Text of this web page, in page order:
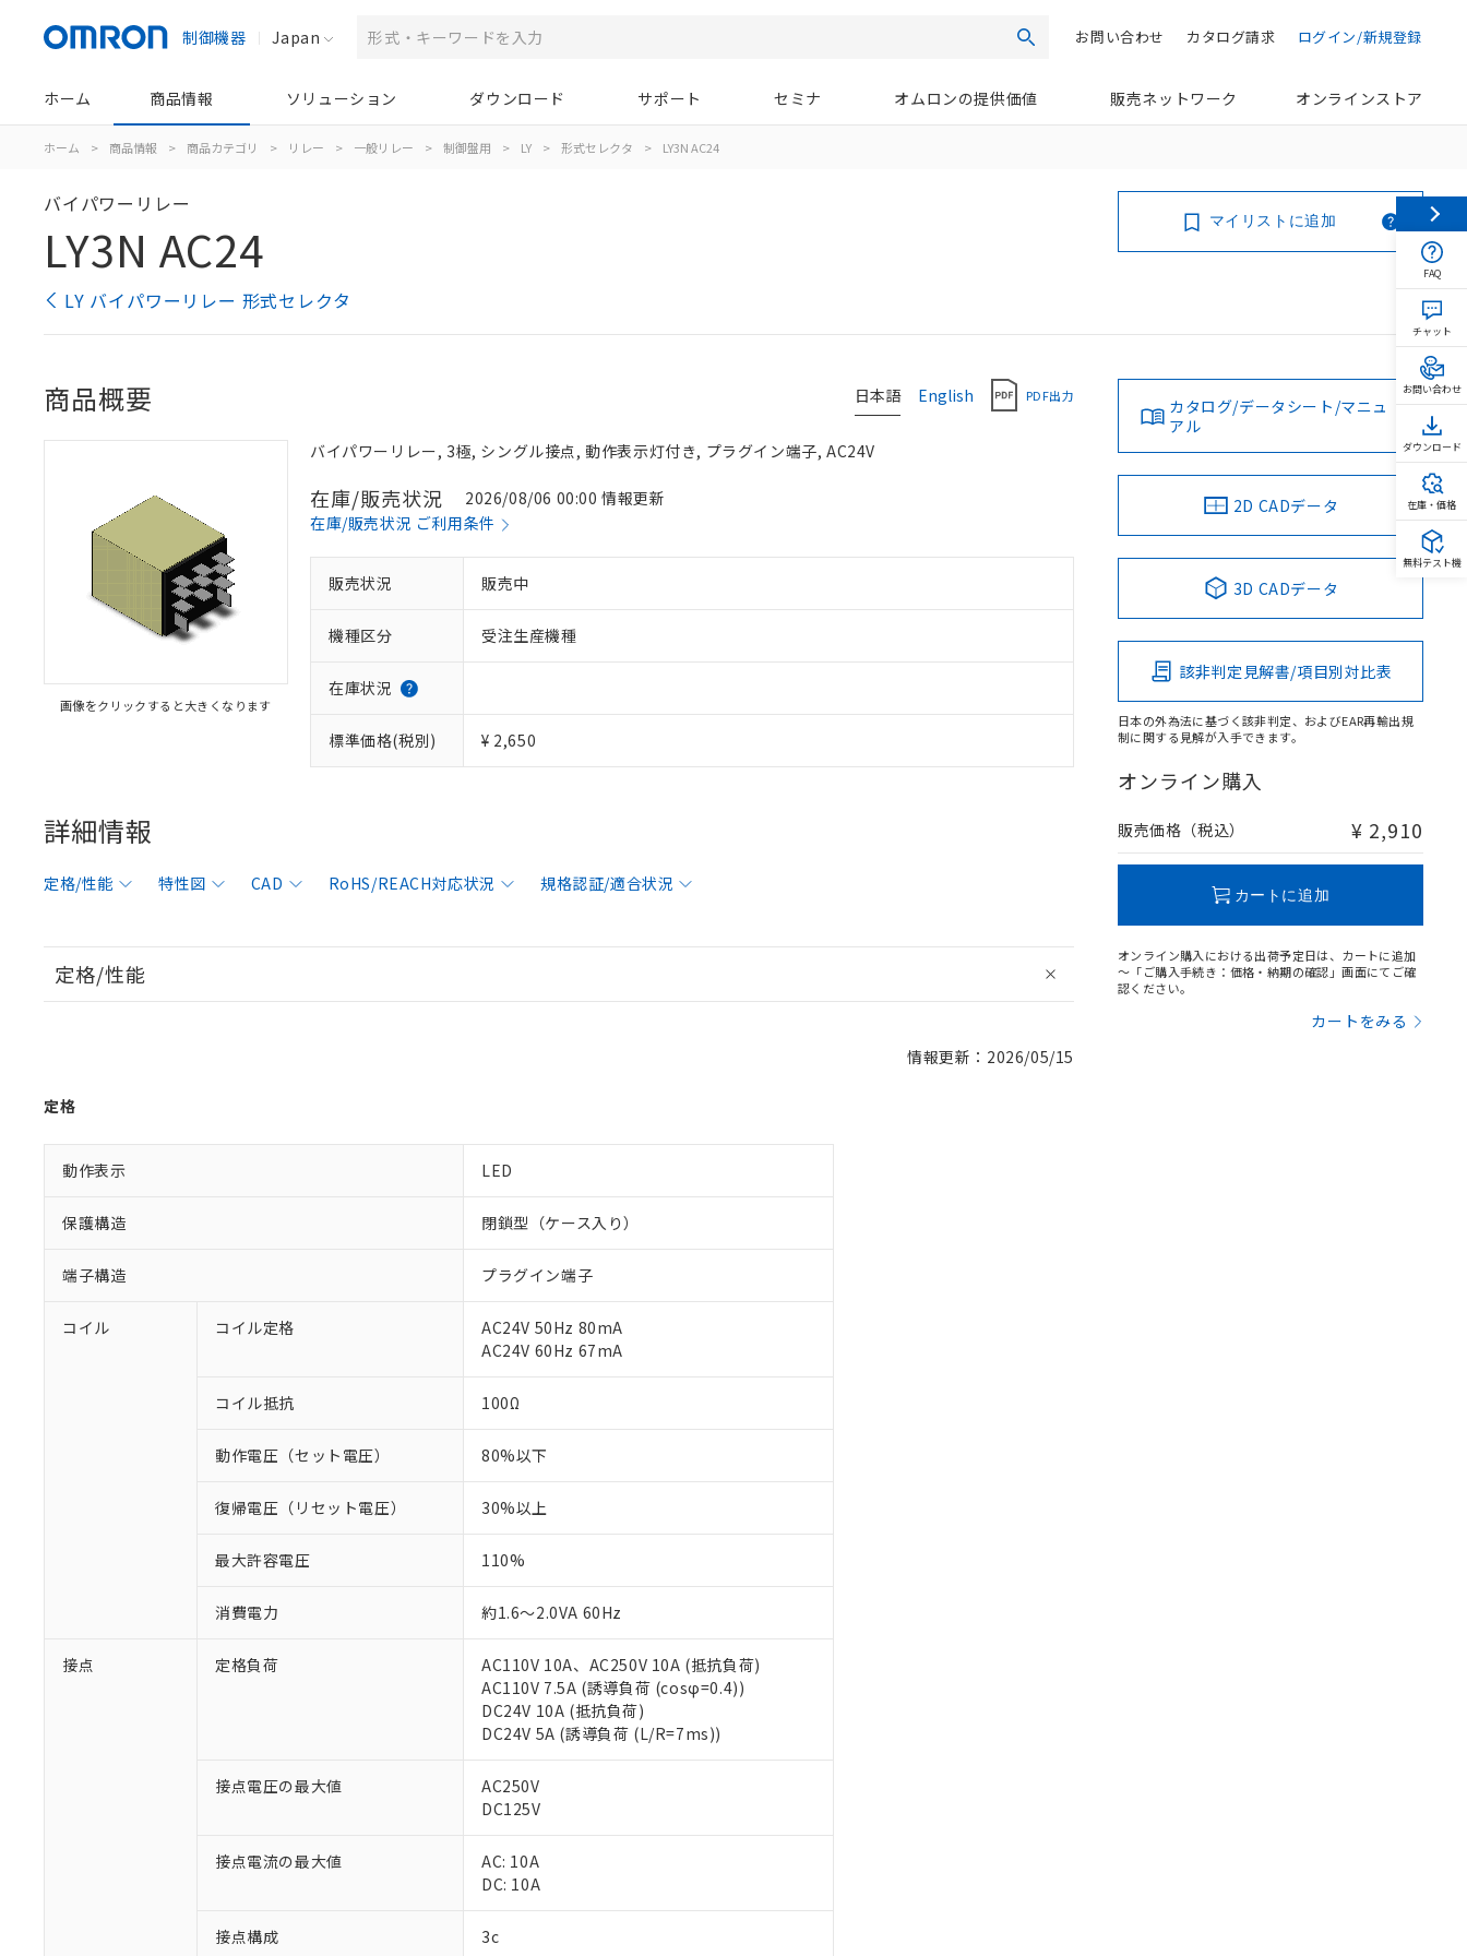
制御機器 Japan 検索 ログイン/新規登録
カタログ請求
お問い合わせ
ホーム 商品情報 ソリューション ダウンロード サポート セミナ オムロンの提供価値 販売ネットワーク オンラインストア
ホーム > 商品情報 > 商品カテゴリ > リレー > 一般リレー > 制御盤用 > LY > 形式セレクタ > LY3N AC24
バイパワーリレー
LY3N AC24
LY バイパワーリレー 形式セレクタ
マイリストに追加
日本語 English PDF出力
商品概要
画像をクリックすると大きくなります
バイパワーリレー, 3極, シングル接点, 動作表示灯付き, プラグイン端子, AC24V
在庫/販売状況
2026/08/06 00:00 情報更新
在庫/販売状況 ご利用条件
販売状況 販売中
機種区分 受注生産機種
在庫状況
標準価格(税別) ¥ 2,650
詳細情報
定格/性能 特性図 CAD RoHS/REACH対応状況 規格認証/適合状況
定格/性能
情報更新：2026/05/15
定格
動作表示 LED
保護構造 閉鎖型（ケース入り）
端子構造 プラグイン端子
コイル コイル定格
AC24V 50Hz 80mA
AC24V 60Hz 67mA
コイル抵抗 100Ω
動作電圧（セット電圧） 80%以下
復帰電圧（リセット電圧） 30%以上
最大許容電圧 110%
消費電力 約1.6～2.0VA 60Hz
接点 定格負荷
AC110V 10A、AC250V 10A (抵抗負荷)
AC110V 7.5A (誘導負荷 (cosφ=0.4))
DC24V 10A (抵抗負荷)
DC24V 5A (誘導負荷 (L/R=7ms))
接点電圧の最大値
AC250V
DC125V
接点電流の最大値
AC: 10A
DC: 10A
接点構成 3c
カタログ/データシート/マニュ
アル
2D CADデータ
3D CADデータ
該非判定見解書/項目別対比表
日本の外為法に基づく該非判定、およびEAR再輸出規
制に関する見解が入手できます。
オンライン購入
販売価格（税込） ¥ 2,910
カートに追加
オンライン購入における出荷予定日は、カートに追加
～「ご購入手続き：価格・納期の確認」画面にてご確
認ください。
カートをみる
対応済み：EU RoHS指令（10物質）の非含有に対応した製品が提供可能な商品です。
対応予定なし：EU RoHS指令（10物質）の非含有に非対応の商品で、対応品を出す予定はありません。
調査・確認中：EU RoHS指令（10物質）の非含有の対応状況を調査中または確認中の商品です。
FAQ
チャット
お問い合わせ
ダウンロード
在庫・価格
無料テスト機